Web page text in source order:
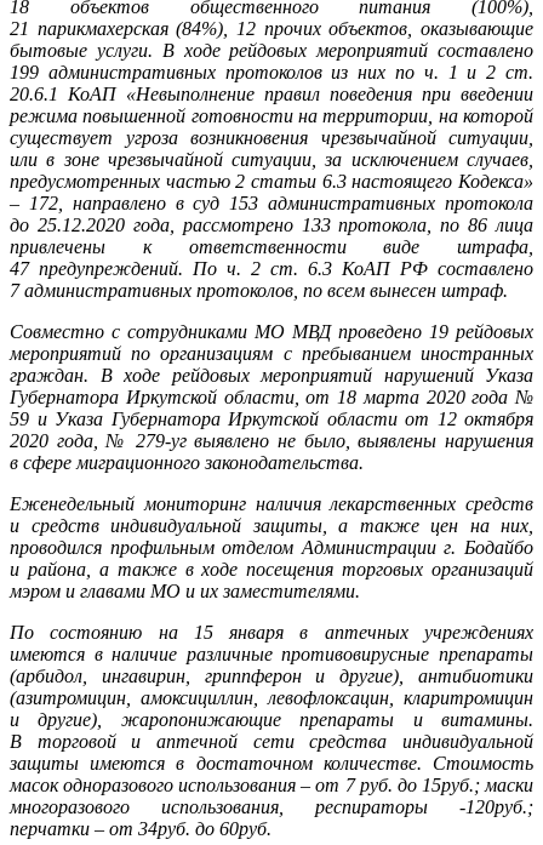
18 объектов общественного питания (100%),
21 парикмахерская (84%), 12 прочих объектов, оказывающие
бытовые услуги. В ходе рейдовых мероприятий составлено
199 административных протоколов из них по ч. 1 и 2 ст.
20.6.1 КоАП «Невыполнение правил поведения при введении
режима повышенной готовности на территории, на которой
существует угроза возникновения чрезвычайной ситуации,
или в зоне чрезвычайной ситуации, за исключением случаев,
предусмотренных частью 2 статьи 6.3 настоящего Кодекса»
– 172, направлено в суд 153 административных протокола
до 25.12.2020 года, рассмотрено 133 протокола, по 86 лица
привлечены к ответственности виде штрафа,
47 предупреждений. По ч. 2 ст. 6.3 КоАП РФ составлено
7 административных протоколов, по всем вынесен штраф.
Совместно с сотрудниками МО МВД проведено 19 рейдовых
мероприятий по организациям с пребыванием иностранных
граждан. В ходе рейдовых мероприятий нарушений Указа
Губернатора Иркутской области, от 18 марта 2020 года №
59 и Указа Губернатора Иркутской области от 12 октября
2020 года, № 279-уг выявлено не было, выявлены нарушения
в сфере миграционного законодательства.
Еженедельный мониторинг наличия лекарственных средств
и средств индивидуальной защиты, а также цен на них,
проводился профильным отделом Администрации г. Бодайбо
и района, а также в ходе посещения торговых организаций
мэром и главами МО и их заместителями.
По состоянию на 15 января в аптечных учреждениях
имеются в наличие различные противовирусные препараты
(арбидол, ингавирин, гриппферон и другие), антибиотики
(азитромицин, амоксициллин, левофлоксацин, кларитромицин
и другие), жаропонижающие препараты и витамины.
В торговой и аптечной сети средства индивидуальной
защиты имеются в достаточном количестве. Стоимость
масок одноразового использования – от 7 руб. до 15руб.; маски
многоразового использования, респираторы -120руб.;
перчатки – от 34руб. до 60руб.